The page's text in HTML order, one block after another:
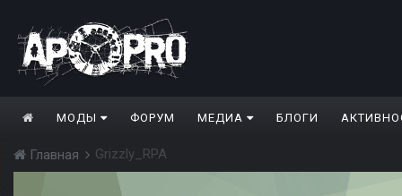
МОДЫ ФОРУМ МЕДИА БЛОГИ
Главная Grizzly_RPA